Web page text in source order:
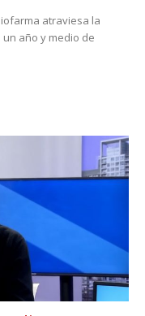
atraviesa la
año y medio de